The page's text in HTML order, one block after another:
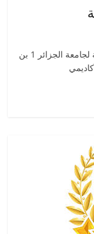
في إطار برنامج زيارة وفد جامعة Jade الألمانية لجامعة الجزائر 1 بن